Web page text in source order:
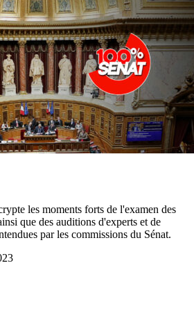
les moments forts de l'examen des
que des auditions d'experts et de
par les commissions du Sénat.